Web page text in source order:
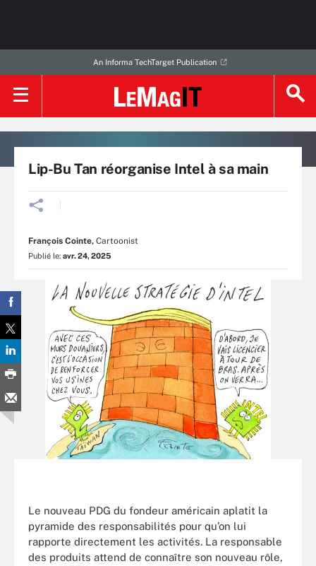
An Informa TechTarget Publication
Lip-Bu Tan réorganise Intel à sa main
François Cointe, Cartoonist
Publié le: avr. 24, 2025
Le nouveau PDG du fondeur américain aplatit la
pyramide des responsabilités pour qu’on lui
rapporte directement les activités. La responsable
des produits attend de connaître son nouveau rôle,